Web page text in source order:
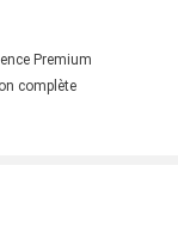
Premium
complète